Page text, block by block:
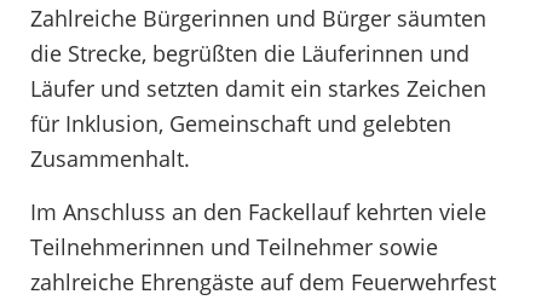
Zahlreiche Bürgerinnen und Bürger säumten
die Strecke, begrüßten die Läuferinnen und
Läufer und setzten damit ein starkes Zeichen
für Inklusion, Gemeinschaft und gelebten
Zusammenhalt.
Im Anschluss an den Fackellauf kehrten viele
Teilnehmerinnen und Teilnehmer sowie
zahlreiche Ehrengäste auf dem Feuerwehrfest